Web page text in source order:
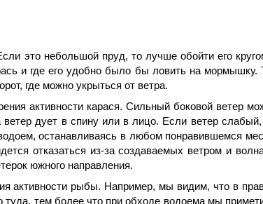
это небольшой пруд, то лучше обойти его
и где его удобно было бы ловить на мормышку.
где можно укрыться от ветра.
активности карася. Сильный боковой ветер
дует в спину или в лицо. Если ветер
останавливаясь в любом понравившемся
отказаться из-за создаваемых ветром и
южного направления.
активности рыбы. Например, мы видим, что в
туда, тем более что при обходе водоема мы